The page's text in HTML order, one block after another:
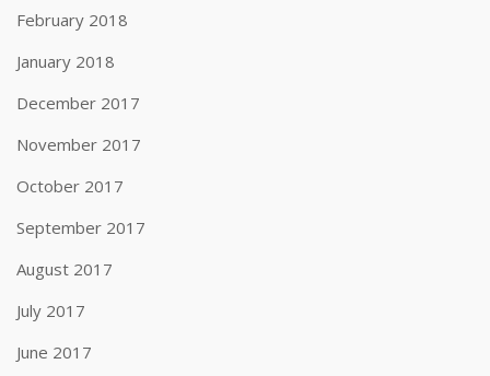
February 2018
January 2018
December 2017
November 2017
October 2017
September 2017
August 2017
July 2017
June 2017